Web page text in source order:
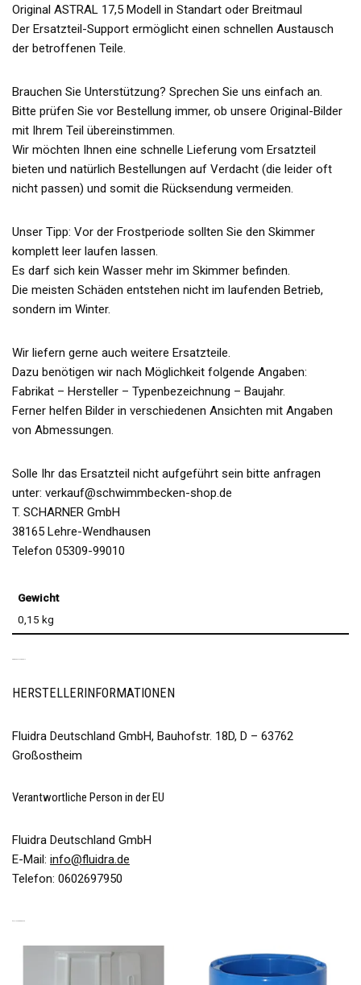
Original ASTRAL 17,5 Modell in Standart oder Breitmaul
Der Ersatzteil-Support ermöglicht einen schnellen Austausch
der betroffenen Teile.
Brauchen Sie Unterstützung? Sprechen Sie uns einfach an.
Bitte prüfen Sie vor Bestellung immer, ob unsere Original-Bilder
mit Ihrem Teil übereinstimmen.
Wir möchten Ihnen eine schnelle Lieferung vom Ersatzteil
bieten und natürlich Bestellungen auf Verdacht (die leider oft
nicht passen) und somit die Rücksendung vermeiden.
Unser Tipp: Vor der Frostperiode sollten Sie den Skimmer
komplett leer laufen lassen.
Es darf sich kein Wasser mehr im Skimmer befinden.
Die meisten Schäden entstehen nicht im laufenden Betrieb,
sondern im Winter.
Wir liefern gerne auch weitere Ersatzteile.
Dazu benötigen wir nach Möglichkeit folgende Angaben:
Fabrikat – Hersteller – Typenbezeichnung – Baujahr.
Ferner helfen Bilder in verschiedenen Ansichten mit Angaben
von Abmessungen.
Solle Ihr das Ersatzteil nicht aufgeführt sein bitte anfragen
unter: verkauf@schwimmbecken-shop.de
T. SCHARNER GmbH
38165 Lehre-Wendhausen
Telefon 05309-99010
Gewicht
0,15 kg
HERSTELLERINFORMATIONEN
Fluidra Deutschland GmbH, Bauhofstr. 18D, D – 63762
Großostheim
Verantwortliche Person in der EU
Fluidra Deutschland GmbH
E-Mail: info@fluidra.de
Telefon: 0602697950